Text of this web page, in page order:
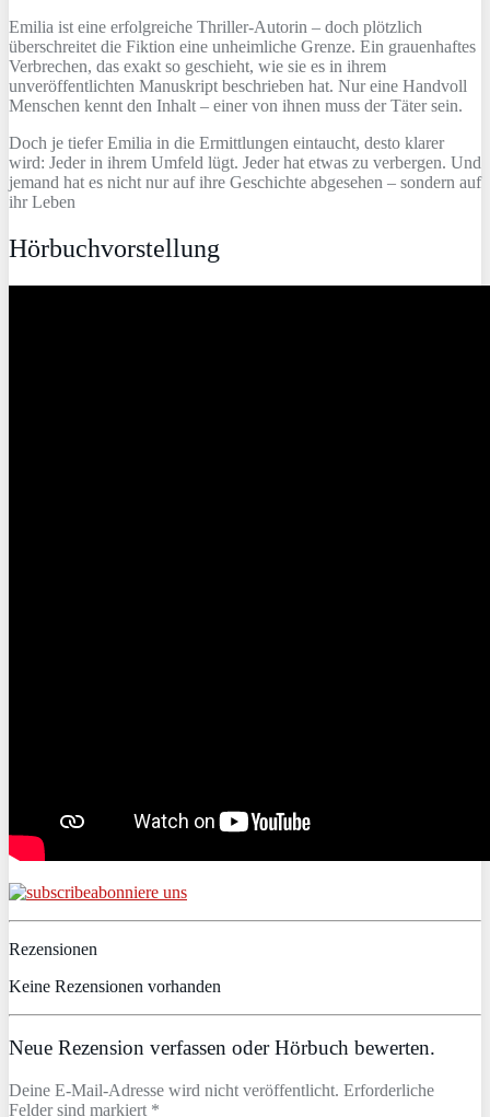
Emilia ist eine erfolgreiche Thriller-Autorin – doch plötzlich
überschreitet die Fiktion eine unheimliche Grenze. Ein grauenhaftes
Verbrechen, das exakt so geschieht, wie sie es in ihrem
unveröffentlichten Manuskript beschrieben hat. Nur eine Handvoll
Menschen kennt den Inhalt – einer von ihnen muss der Täter sein.
Doch je tiefer Emilia in die Ermittlungen eintaucht, desto klarer
wird: Jeder in ihrem Umfeld lügt. Jeder hat etwas zu verbergen. Und
jemand hat es nicht nur auf ihre Geschichte abgesehen – sondern auf
ihr Leben
Hörbuchvorstellung
abonniere uns
Rezensionen
Keine Rezensionen vorhanden
Neue Rezension verfassen oder Hörbuch bewerten.
Deine E-Mail-Adresse wird nicht veröffentlicht. Erforderliche
Felder sind markiert *